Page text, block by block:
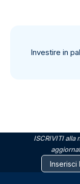
Investire in
ISCRIVITI alla